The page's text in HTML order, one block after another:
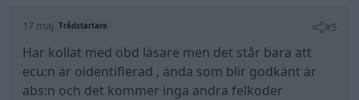
17 maj Trådstartare #5
Har kollat med obd läsare men det står bara att
ecu:n är oidentifierad , ända som blir godkänt är
abs:n och det kommer inga andra felkoder